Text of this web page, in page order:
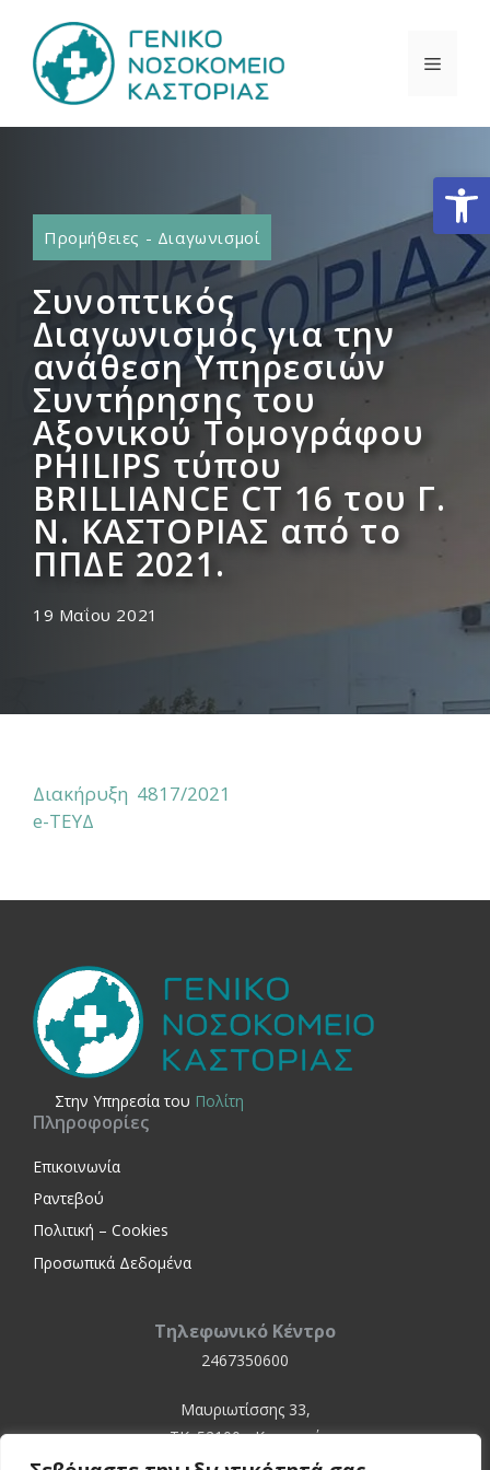
περιεχόμενο
Προμήθειες - Διαγωνισμοί
Συνοπτικός
Διαγωνισμός για την
ανάθεση Υπηρεσιών
Συντήρησης του
Αξονικού Τομογράφου
PHILIPS τύπου
BRILLIANCE CT 16 του Γ.
Ν. ΚΑΣΤΟΡΙΑΣ από το
ΠΠΔΕ 2021.
19 Μαΐου 2021
Διακήρυξη 4817/2021
e-ΤΕΥΔ
Στην Yπηρεσία του Πολίτη
Πληροφορίες
Επικοινωνία
Ραντεβού
Πολιτική – Cookies
Προσωπικά Δεδομένα
Τηλεφωνικό Κέντρο
2467350600
Μαυριωτίσσης 33,
ΤΚ. 52100 - Καστοριά